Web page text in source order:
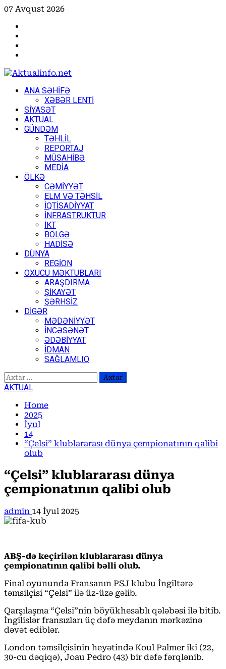
Skip
content
07 Avqust 2026
PrimaryANA SƏHİFƏ
XƏBƏR LENTİ
SİYASƏT
AKTUAL
GÜNDƏM
TƏHLİL
REPORTAJ
MÜSAHİBƏ
MEDİA
ÖLKƏ
CƏMİYYƏT
ELM VƏ TƏHSİL
İQTİSADİYYAT
İNFRASTRUKTUR
İKT
BÖLGƏ
HADİSƏ
DÜNYA
REGİON
OXUCU MƏKTUBLARI
ARAŞDIRMA
ŞİKAYƏT
ŞƏRHSİZ
DİGƏR
MƏDƏNİYYƏT
İNCƏSƏNƏT
ƏDƏBİYYAT
İDMAN
SAĞLAMLIQ
Axtarış:
AKTUAL
Home
2025
İyul
14
“Çelsi” klublararası dünya çempionatının qalibi
olub
“Çelsi” klublararası dünya
çempionatının qalibi olub
admin 14 İyul 2025
ABŞ-də keçirilən klublararası dünya
çempionatının qalibi bəlli olub.
Final oyununda Fransanın PSJ klubu İngiltərə
təmsilçisi “Çelsi” ilə üz-üzə gəlib.
Qarşılaşma “Çelsi”nin böyükhesablı qələbəsi ilə bitib.
İngilislər fransızları üç dəfə meydanın mərkəzinə
dəvət ediblər.
London təmsilçisinin heyətində Koul Palmer iki (22,
30-cu dəqiqə), Joau Pedro (43) bir dəfə fərqlənib.